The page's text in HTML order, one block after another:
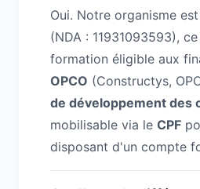
Oui. Notre organisme
(NDA : 11931093593),
formation éligible aux
OPCO (Constructys,
de développement des
mobilisable via le CPF
disposant d'un compte